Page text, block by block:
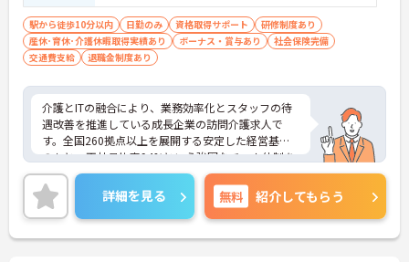
駅から徒歩10分以内 日勤のみ 資格取得サポート
研修制度あり
産休･育休･介護休暇取得実績あり
ボーナス・賞与あり
社会保険完備
交通費支給
退職金制度あり
介護とITの融合により、業務効率化とスタッフの待
遇改善を推進している成長企業の訪問介護求人で
す。全国260拠点以上を展開する安定した経営基盤
のもと、正社員比率94%という強固なチーム体制を
構築しています。介護福祉士資格手当や年2回の評価
面談など、専門資格と成果が収入に直結する仕組み
が整っています。夜勤なしの完全週休2日制（曜日固
定）を採用し、日々の記録業務はスマートフォンで
完結するため、施設勤務特有の不規則なシフトや煩
詳細を見る 無料 紹介してもらう